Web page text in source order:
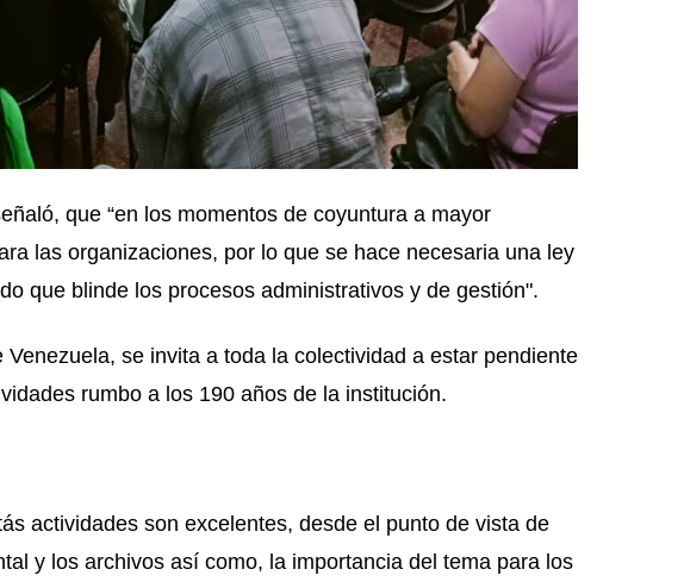
que “en los momentos de coyuntura a mayor
las organizaciones, por lo que se hace necesaria una ley
que blinde los procesos administrativos y de gestión".
se invita a toda la colectividad a estar pendiente
rumbo a los 190 años de la institución.
actividades son excelentes, desde el punto de vista de
y los archivos así como, la importancia del tema para los